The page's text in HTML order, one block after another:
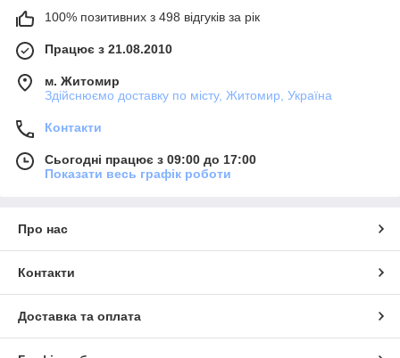
100% позитивних з 498 відгуків за рік
Працює з 21.08.2010
м. Житомир
Здійснюємо доставку по місту, Житомир, Україна
Контакти
Сьогодні працює з 09:00 до 17:00
Показати весь графік роботи
Про нас
Контакти
Доставка та оплата